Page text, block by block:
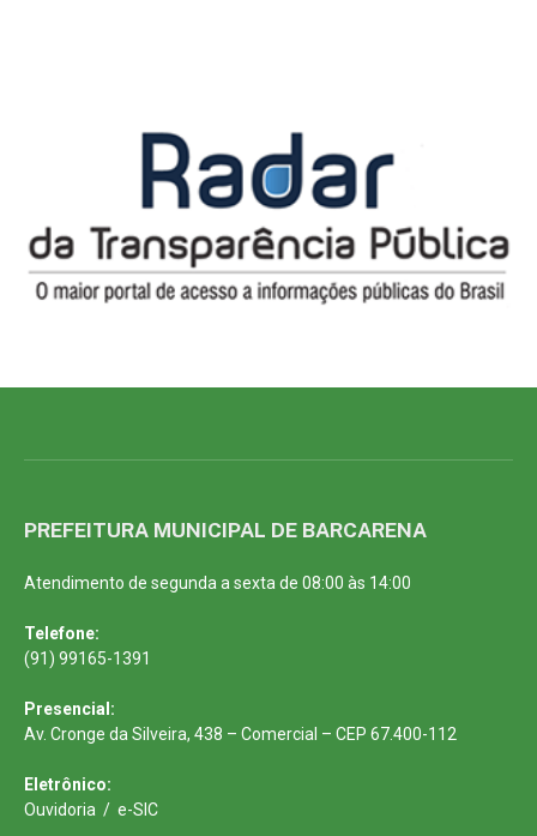
PREFEITURA MUNICIPAL DE BARCARENA
Atendimento de segunda a sexta de 08:00 às 14:00
Telefone:
(91) 99165-1391
Presencial:
Av. Cronge da Silveira, 438 – Comercial – CEP 67.400-112
Eletrônico:
Ouvidoria / e-SIC